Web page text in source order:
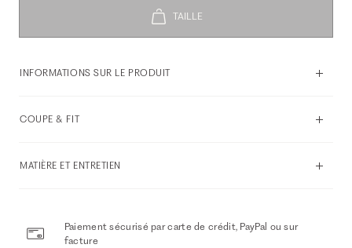
INFORMATIONS SUR LE PRODUIT
COUPE & FIT
MATIÈRE ET ENTRETIEN
Paiement sécurisé par carte de crédit, PayPal ou sur
facture